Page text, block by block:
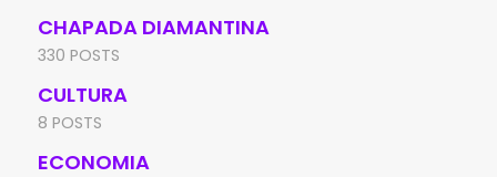
CHAPADA DIAMANTINA
330 POSTS
CULTURA
8 POSTS
ECONOMIA